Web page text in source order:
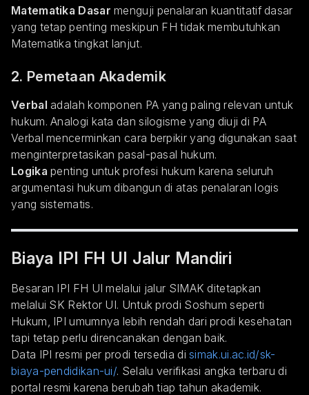
Matematika Dasar menguji penalaran kuantitatif dasar
yang tetap penting meskipun FH tidak membutuhkan
Matematika tingkat lanjut.
2. Pemetaan Akademik
Verbal adalah komponen PA yang paling relevan untuk
hukum. Analogi kata dan silogisme yang diuji di PA
Verbal mencerminkan cara berpikir yang digunakan saat
menginterpretasikan pasal-pasal hukum.
Logika penting untuk profesi hukum karena seluruh
argumentasi hukum dibangun di atas penalaran logis
yang sistematis.
Biaya IPI FH UI Jalur Mandiri
Besaran IPI FH UI melalui jalur SIMAK ditetapkan
melalui SK Rektor UI. Untuk prodi Soshum seperti
Hukum, IPI umumnya lebih rendah dari prodi kesehatan
tapi tetap perlu direncanakan dengan baik.
Data IPI resmi per prodi tersedia disimak.ui.ac.id/sk-
biaya-pendidikan-ui/. Selalu verifikasi angka terbaru di
portal resmi karena berubah tiap tahun akademik.